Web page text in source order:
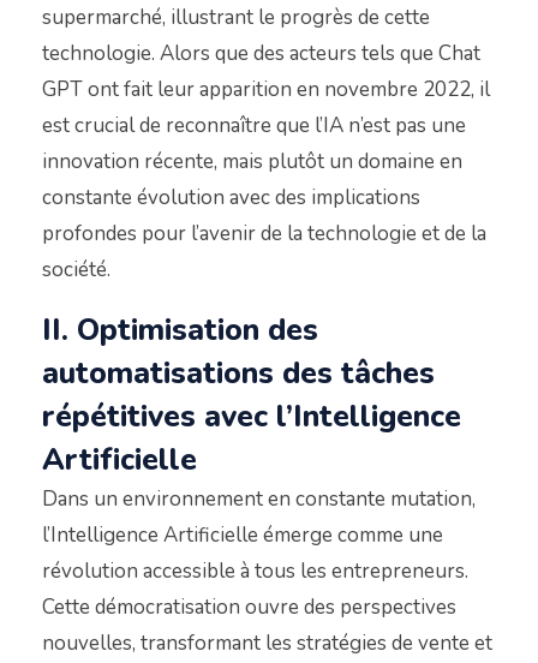
supermarché, illustrant le progrès de cette
technologie. Alors que des acteurs tels que Chat
GPT ont fait leur apparition en novembre 2022, il
est crucial de reconnaître que l’IA n’est pas une
innovation récente, mais plutôt un domaine en
constante évolution avec des implications
profondes pour l’avenir de la technologie et de la
société.
II. Optimisation des
automatisations des tâches
répétitives avec l’Intelligence
Artificielle
Dans un environnement en constante mutation,
l’Intelligence Artificielle émerge comme une
révolution accessible à tous les entrepreneurs.
Cette démocratisation ouvre des perspectives
nouvelles, transformant les stratégies de vente et